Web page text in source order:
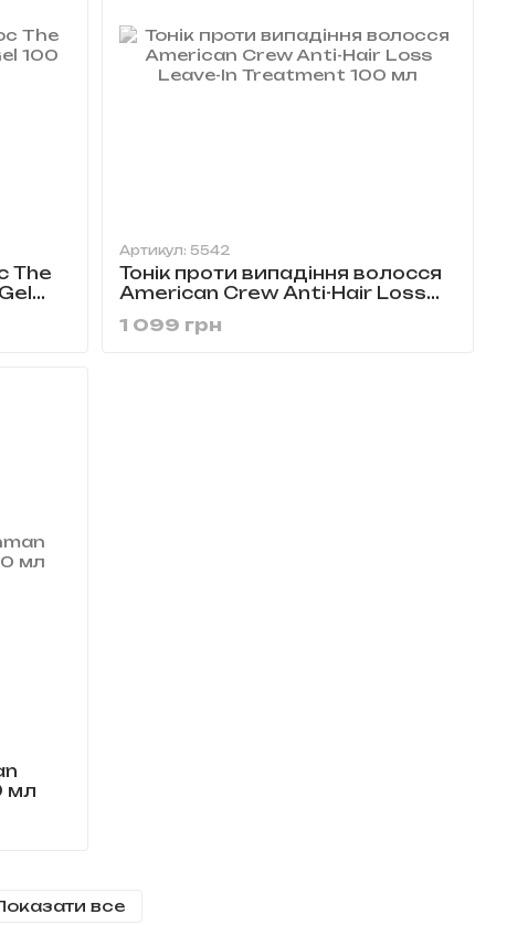
The
Артикул: 5542
Тонік проти випадіння волосся
American Crew Anti-Hair Loss
1 099 грн
мл
все